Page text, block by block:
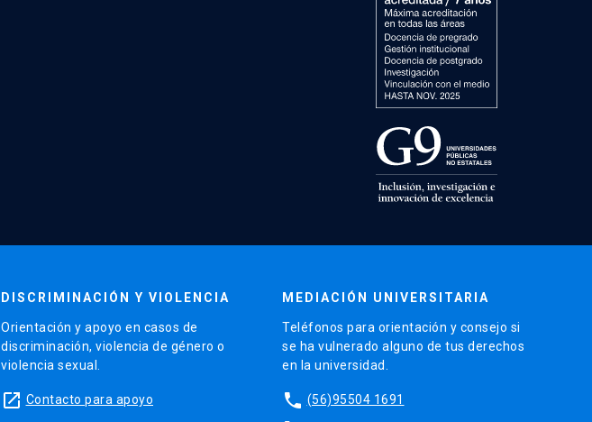
DISCRIMINACIÓN Y VIOLENCIA
Orientación y apoyo en casos de
discriminación, violencia de género o
violencia sexual.
launch Contacto para apoyo
MEDIACIÓN UNIVERSITARIA
Teléfonos para orientación y consejo si
se ha vulnerado alguno de tus derechos
en la universidad.
phone (56)95504 1691